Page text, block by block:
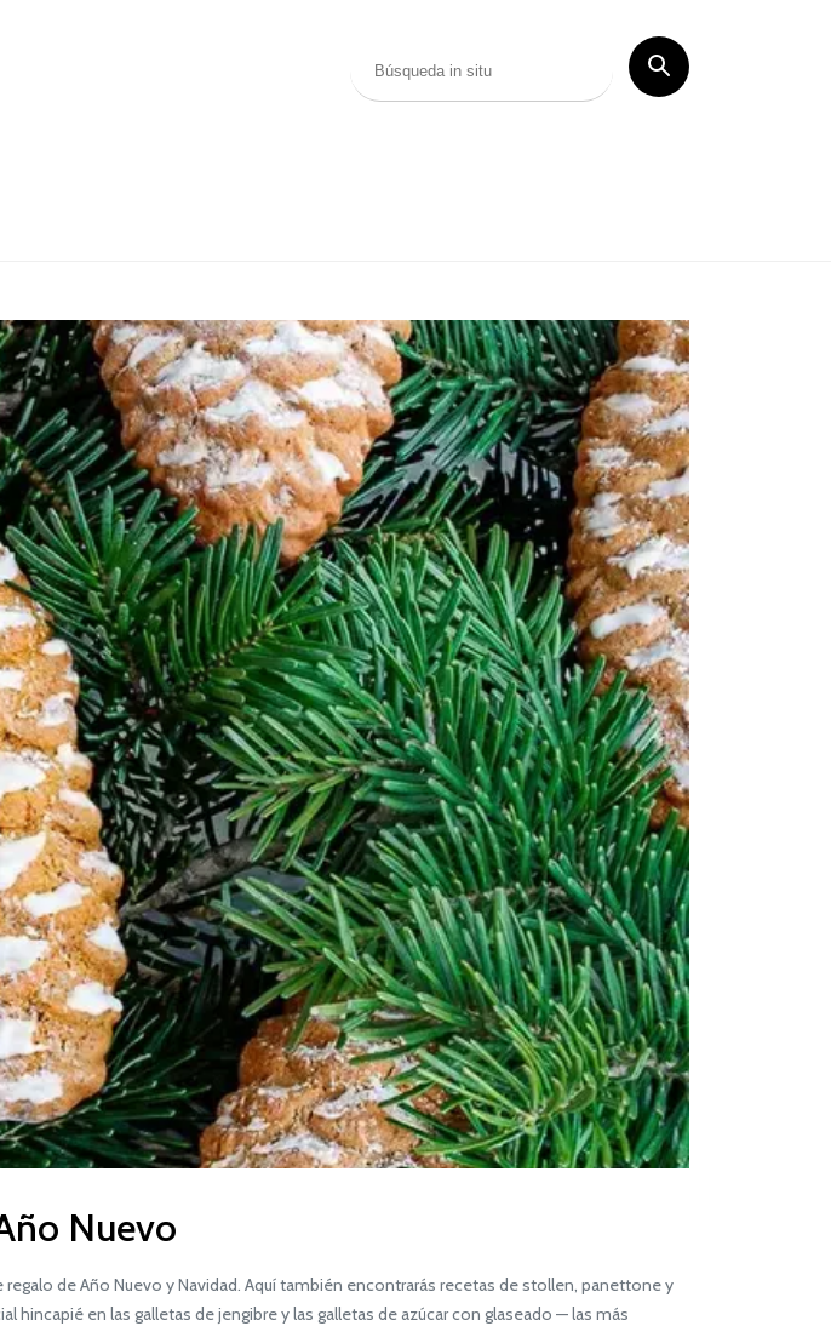
Nuevo
de Año Nuevo y Navidad. Aquí también encontrarás recetas de stollen, panettone y
en las galletas de jengibre y las galletas de azúcar con glaseado — las más